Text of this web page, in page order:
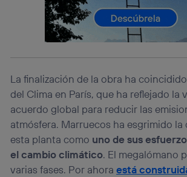
La finalización de la obra ha
del Clima en París, que ha reflejado la
acuerdo global para reducir las
atmósfera. Marruecos ha esgrimido
esta planta como uno de sus
el cambio climático. El megalómano
varias fases. Por ahoraestá
consienta el uso de la tecnología recibirá el
identificador. Típicamente:
Si utilizas una
conexión de banda
el marketing o análisis se realizará en
Si utilizasdatos móviles, el marketing
personalizado, ya que se basará
navegación del usuario del móvil.
Puedes gestionar los consentimientos
“Administrar Utiq” en la parte inferior de
visitando el portal de privacidad de
(“consenthub”). Para más información,
la política de privacidad de Utiq.